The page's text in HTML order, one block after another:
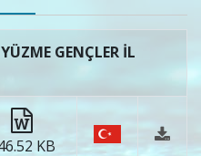
GENÇLER İL
KB